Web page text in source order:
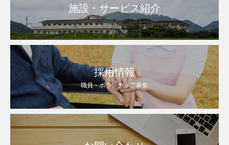
施設・サービス紹介
採用情報
職員・ボランティア募集